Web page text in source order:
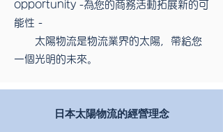
opportunity -為您的商務活動拓展新的可
能性 -
太陽物流是物流業界的太陽，帶給您
一個光明的未來。
日本太陽物流的經營理念